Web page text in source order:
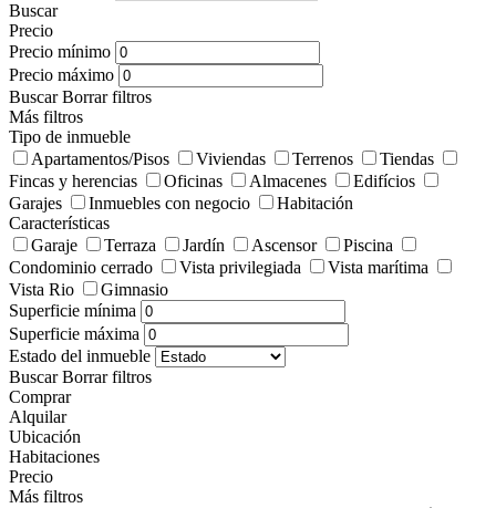
Buscar
Precio
Precio mínimo
Precio máximo
Buscar Borrar filtros
Más filtros
Tipo de inmueble
Apartamentos/Pisos
Viviendas Terrenos
Tiendas
Fincas y herencias
Oficinas Almacenes
Edifícios
Garajes
Inmuebles con negocio
Habitación
Características
Garaje
Terraza Jardín Ascensor
Piscina
Condominio cerrado
Vista privilegiada
Vista marítima
Vista Rio
Gimnasio
Superficie mínima
Superficie máxima
Estado del inmueble
Buscar Borrar filtros
Comprar
Alquilar
Ubicación
Habitaciones
Precio
Más filtros